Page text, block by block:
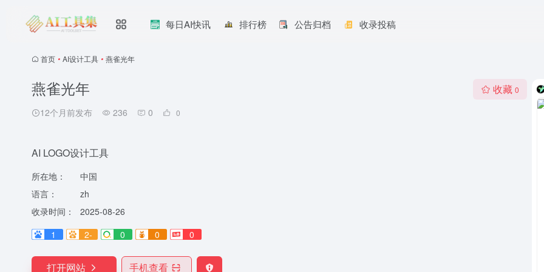
每日AI快讯 排行榜 公告归档 收录投稿
首页 • AI设计工具 • 燕雀光年
燕雀光年
12个月前发布 236 0 0
收藏 0
AI LOGO设计工具
所在地：
中国
语言：
zh
收录时间：
2025-08-26
1
2- 0 0 0
打开网站 手机查看